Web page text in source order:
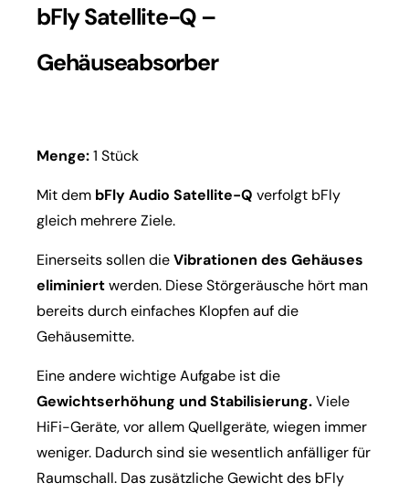
bFly Satellite-Q –
Gehäuseabsorber
Menge:1 Stück
Mit dem bFly Audio Satellite-Q verfolgt bFly
gleich mehrere Ziele.
Einerseits sollen dieVibrationen des Gehäuses
eliminiertwerden. Diese Störgeräusche hört man
bereits durch einfaches Klopfen auf die
Gehäusemitte.
Eine andere wichtige Aufgabe ist die
Gewichtserhöhung und Stabilisierung.Viele
HiFi-Geräte, vor allem Quellgeräte, wiegen immer
weniger. Dadurch sind sie wesentlich anfälliger für
Raumschall. Das zusätzliche Gewicht des bFly